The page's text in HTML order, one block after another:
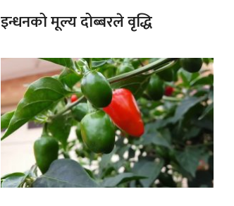
इन्धनको मूल्य दोब्बरले वृद्धि